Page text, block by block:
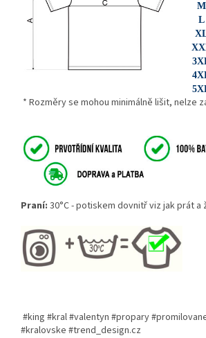
M
L
* Rozměry se mohou minimálně lišit, nelze
Praní: 30°C - potiskem dovnitř viz jak prát a
#king #kral #valentyn #propary
#kralovske #trend_design.cz